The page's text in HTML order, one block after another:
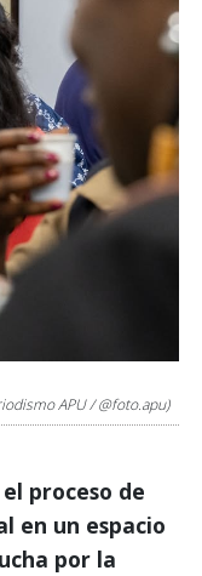
APU / @foto.apu)
proceso de
en un espacio
por la